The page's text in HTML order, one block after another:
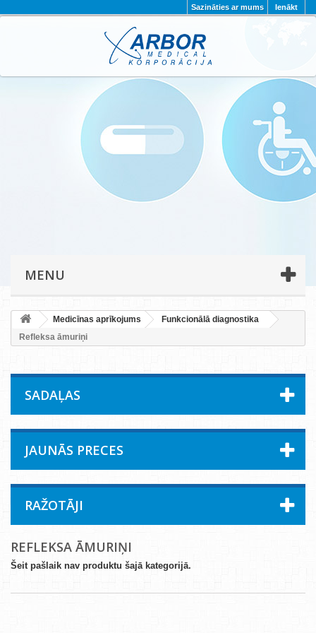
Ienākt
Sazināties ar mums
PAR MUMS PROJEKTI
KONTAKTI
PRIVĀTUMA POLITIKA
MENU
Medicīnas aprīkojums
Funkcionālā diagnostika
Refleksa āmuriņi
SADAĻAS
JAUNĀS PRECES
RAŽOTĀJI
REFLEKSA ĀMURIŅI
Šeit pašlaik nav produktu šajā kategorijā.